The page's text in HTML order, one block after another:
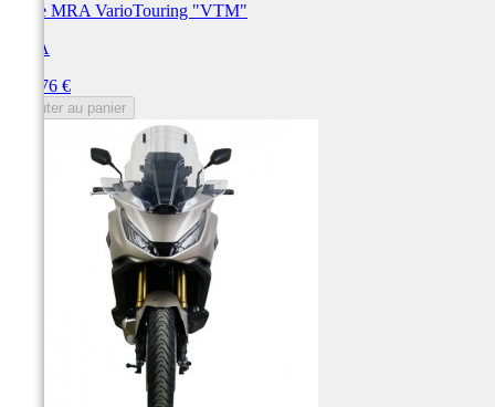
Bulle MRA VarioTouring "VTM"
MRA
191,76 €
Ajouter au panier